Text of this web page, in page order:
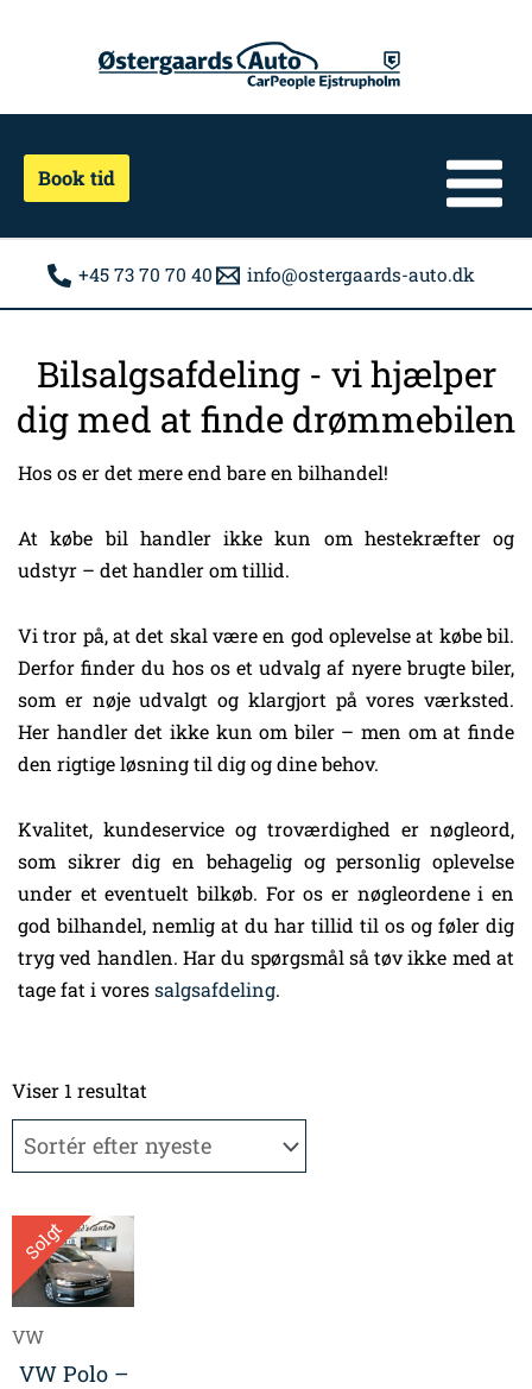
Book tid
+45 73 70 70 40 info@ostergaards-auto.dk
Bilsalgsafdeling - vi hjælper
dig med at finde drømmebilen
Hos os er det mere end bare en bilhandel!
At købe bil handler ikke kun om hestekræfter og
udstyr – det handler om tillid.
Vi tror på, at det skal være en god oplevelse at købe bil.
Derfor finder du hos os et udvalg af nyere brugte biler,
som er nøje udvalgt og klargjort på vores værksted.
Her handler det ikke kun om biler – men om at finde
den rigtige løsning til dig og dine behov.
Kvalitet, kundeservice og troværdighed er nøgleord,
som sikrer dig en behagelig og personlig oplevelse
under et eventuelt bilkøb. For os er nøgleordene i en
god bilhandel, nemlig at du har tillid til os og føler dig
tryg ved handlen. Har du spørgsmål så tøv ikke med at
tage fat i voressalgsafdeling.
Viser 1 resultat
Solgt
VW
VW Polo –